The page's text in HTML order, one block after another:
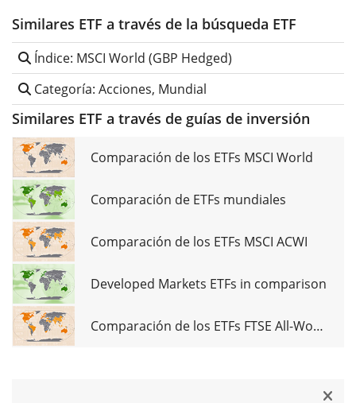
Similares ETF a través de la búsqueda ETF
Índice: MSCI World (GBP Hedged)
Categoría: Acciones, Mundial
Similares ETF a través de guías de inversión
Comparación de los ETFs MSCI World
Comparación de ETFs mundiales
Comparación de los ETFs MSCI ACWI
Developed Markets ETFs in comparison
Comparación de los ETFs FTSE All-World